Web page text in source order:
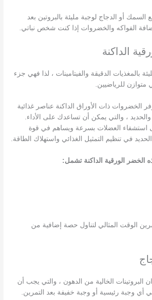
السمك أو الدجاج لوجبة مليئة بالبروتين بعد
الفواكه والخضروات إذا كنت شخص نباتي.
الداكنة
بالمغذيات الدقيقة والفيتامينات ، لذا فهي جزء
للرياضيين.
الخضروات ذات الأوراق الداكنة عناصر غذائية
، والتي يمكن أن تساعدك على الأداء.
استشفاء العضلات بسرعة ويساهم في قوة
الحديد في تنظيم التمثيل الغذائي واستهلاك الطاقة.
الخضر الورقية الداكنة تشمل:
الوقت المثالي لتناول حصة إضافية من
البروتينات الخالية من الدهون ، والتي يجب أن
وجبة رئيسية أو وجبة خفيفة بعد التمرين.